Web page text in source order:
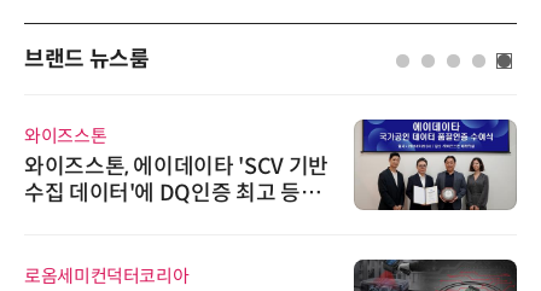
브랜드 뉴스룸
와이즈스톤
와이즈스톤, 에이데이타 'SCV 기반
수집 데이터'에 DQ인증 최고 등급
로옴세미컨덕터코리아